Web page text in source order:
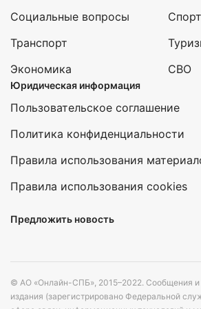
Социальные вопросы
Транспорт
Экономика
Спорт
СВО
Юридическая информация
Пользовательское соглашение
Политика конфиденциальности
Правила использования
Правила использования cookies
Предложить новость
© АО «Онлайн-СПБ», 2015–2022. Сообщения и
издания (зарегистрировано Федеральной